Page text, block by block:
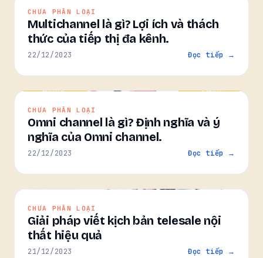
CHƯA PHÂN LOẠI
Multichannel là gì? Lợi ích và thách
thức của tiếp thị đa kênh.
22/12/2023 Đọc tiếp →
CHƯA PHÂN LOẠI
Omni channel là gì? Định nghĩa và ý
nghĩa của Omni channel.
22/12/2023 Đọc tiếp →
CHƯA PHÂN LOẠI
Giải pháp viết kịch bản telesale nội
thất hiệu quả
21/12/2023 Đọc tiếp →